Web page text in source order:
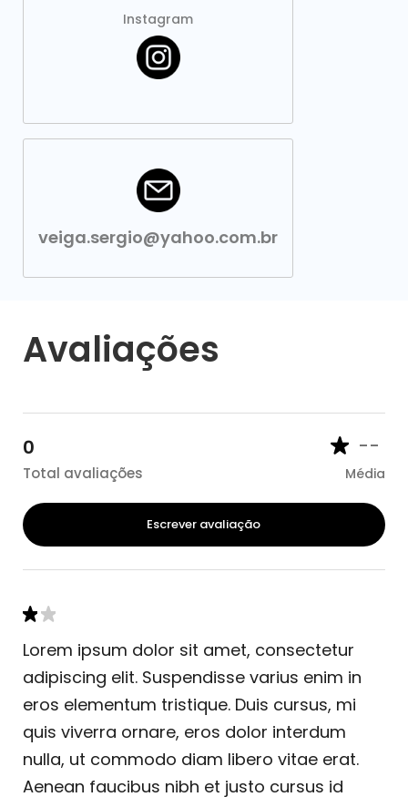
Instagram
veiga.sergio@yahoo.com.br
Avaliações
0
Total avaliações
--
Média
Escrever avaliação
Lorem ipsum dolor sit amet, consectetur
adipiscing elit. Suspendisse varius enim in
eros elementum tristique. Duis cursus, mi
quis viverra ornare, eros dolor interdum
nulla, ut commodo diam libero vitae erat.
Aenean faucibus nibh et justo cursus id